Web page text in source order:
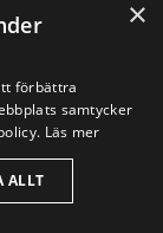
idé att
städer för
och
×
förbättra
samtycker
Läs mer
ALLT